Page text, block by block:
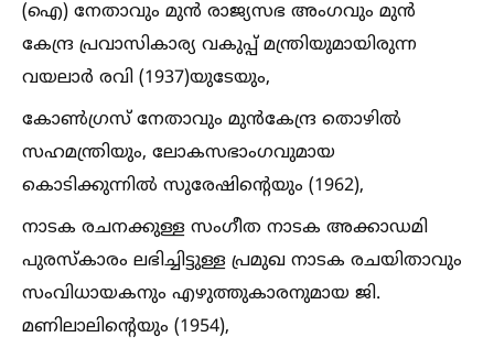
(ഐ) നേതാവും മുൻ രാജ്യസഭ അംഗവും മുൻ
കേന്ദ്ര പ്രവാസികാര്യ വകുപ്പ് മന്ത്രിയുമായിരുന്ന
വയലാർ രവി (1937)യുടേയും,
കോണ്‍ഗ്രസ് നേതാവും മുൻകേന്ദ്ര തൊഴില്‍
സഹമന്ത്രിയും, ലോകസഭാംഗവുമായ
കൊടിക്കുന്നില്‍ സുരേഷിന്റെയും (1962),
നാടക രചനക്കുള്ള സംഗീത നാടക അക്കാഡമി
പുരസ്കാരം ലഭിച്ചിട്ടുള്ള പ്രമുഖ നാടക രചയിതാവും
സംവിധായകനും എഴുത്തുകാരനുമായ ജി.
മണിലാലിന്റെയും (1954),